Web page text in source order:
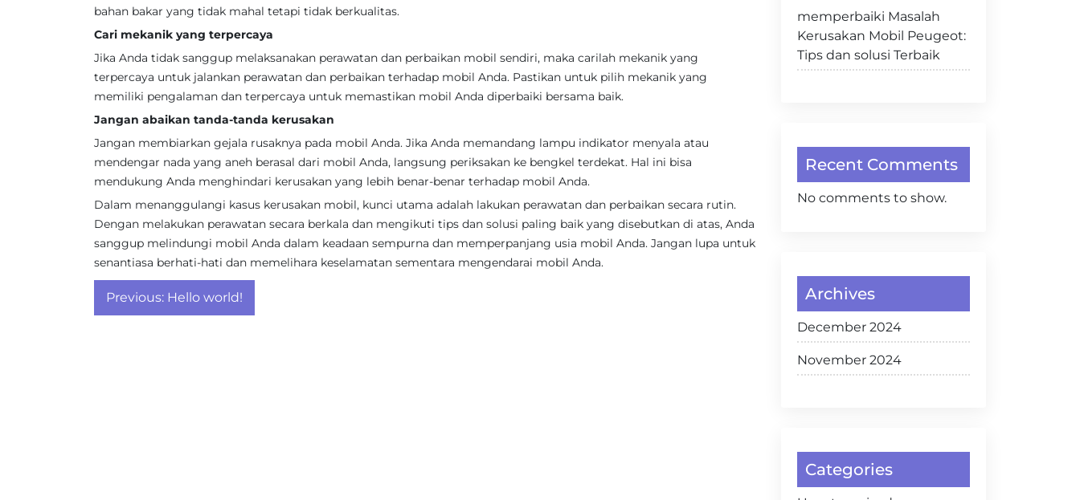
bahan bakar yang tidak mahal tetapi tidak berkualitas.
Cari mekanik yang terpercaya
Jika Anda tidak sanggup melaksanakan perawatan dan perbaikan mobil sendiri, maka carilah mekanik yang
terpercaya untuk jalankan perawatan dan perbaikan terhadap mobil Anda. Pastikan untuk pilih mekanik yang
memiliki pengalaman dan terpercaya untuk memastikan mobil Anda diperbaiki bersama baik.
Jangan abaikan tanda-tanda kerusakan
Jangan membiarkan gejala rusaknya pada mobil Anda. Jika Anda memandang lampu indikator menyala atau
mendengar nada yang aneh berasal dari mobil Anda, langsung periksakan ke bengkel terdekat. Hal ini bisa
mendukung Anda menghindari kerusakan yang lebih benar-benar terhadap mobil Anda.
Dalam menanggulangi kasus kerusakan mobil, kunci utama adalah lakukan perawatan dan perbaikan secara rutin.
Dengan melakukan perawatan secara berkala dan mengikuti tips dan solusi paling baik yang disebutkan di atas, Anda
sanggup melindungi mobil Anda dalam keadaan sempurna dan memperpanjang usia mobil Anda. Jangan lupa untuk
senantiasa berhati-hati dan memelihara keselamatan sementara mengendarai mobil Anda.
Post
navigation
Previous: Hello world!
memperbaiki Masalah
Kerusakan Mobil Peugeot:
Tips dan solusi Terbaik
Recent Comments
No comments to show.
Archives
December 2024
November 2024
Categories